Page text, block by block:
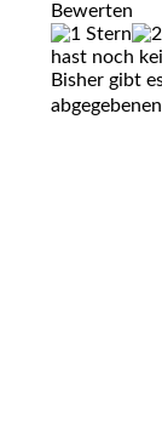
Bewerten
hast noch
Bisher gibt